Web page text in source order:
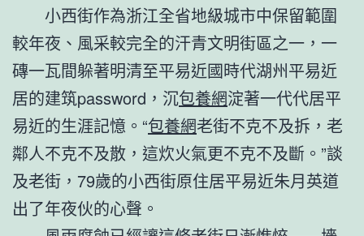
小西街作為浙江全省地級城市中保留範圍
較年夜、風采較完全的汗青文明街區之一，一
磚一瓦間躲著明清至平易近國時代湖州平易近
居的建筑password，沉包養網淀著一代代居平
易近的生涯記憶。“包養網老街不克不及拆，老
鄰人不克不及散，這炊火氣更不克不及斷。”談
及老街，79歲的小西街原住居平易近朱月英道
出了年夜伙的心聲。